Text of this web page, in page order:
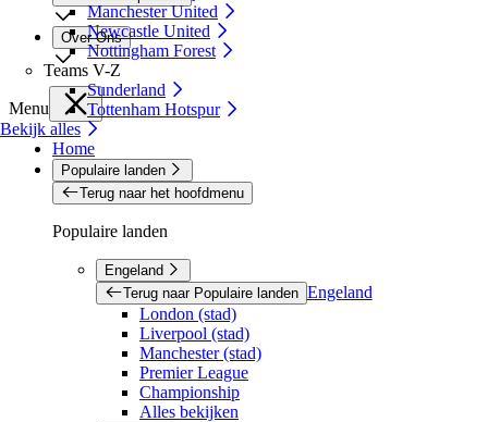
Manchester United
Newcastle United
Nottingham Forest
Teams V-Z
Sunderland
Tottenham Hotspur
Bekijk alles
Over Ons
Menu
Home
Populaire landen
Terug naar het hoofdmenu
Populaire landen
Engeland
Terug naar Populaire landen Engeland
London (stad)
Liverpool (stad)
Manchester (stad)
Premier League
Championship
Alles bekijken